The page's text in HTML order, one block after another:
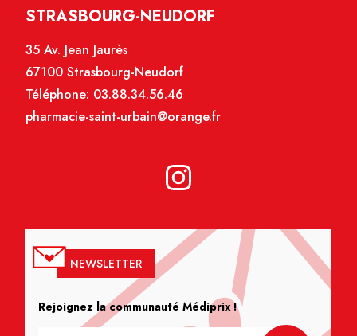
STRASBOURG-NEUDORF
35 Av. Jean Jaurès
67100 Strasbourg-Neudorf
Téléphone: 03.88.34.56.46
pharmacie-saint-urbain@orange.fr
NEWSLETTER
Rejoignez la communauté Médiprix !